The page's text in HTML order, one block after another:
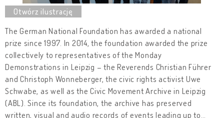
The German National Foundation has awarded a national
prize since 1997. In 2014, the foundation awarded the prize
collectively to representatives of the Monday
Demonstrations in Leipzig – the Reverends Christian Führer
and Christoph Wonneberger, the civic rights activist Uwe
Schwabe, as well as the Civic Movement Archive in Leipzig
(ABL). Since its foundation, the archive has preserved
written, visual and audio records of events leading up to